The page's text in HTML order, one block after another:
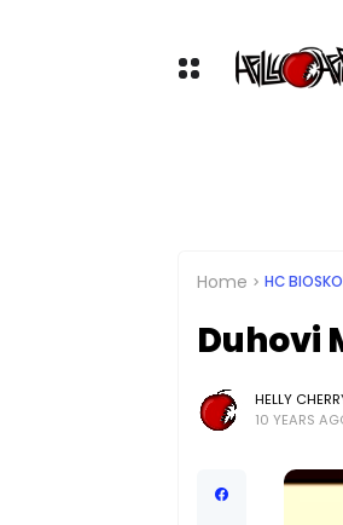
Home HC
Duhovi
HELLY
10 YEARS